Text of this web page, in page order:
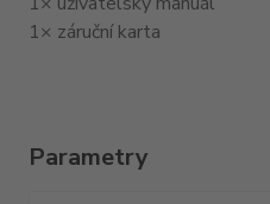
1× záruční karta
Parametry